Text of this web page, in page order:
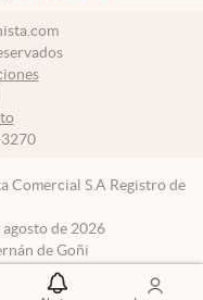
Comercial S.A Registro de
de 2026
de Goñi